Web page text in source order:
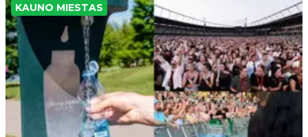
KAUNO MIESTAS